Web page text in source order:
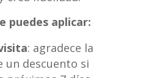
puedes aplicar:
: agradece la
un descuento si